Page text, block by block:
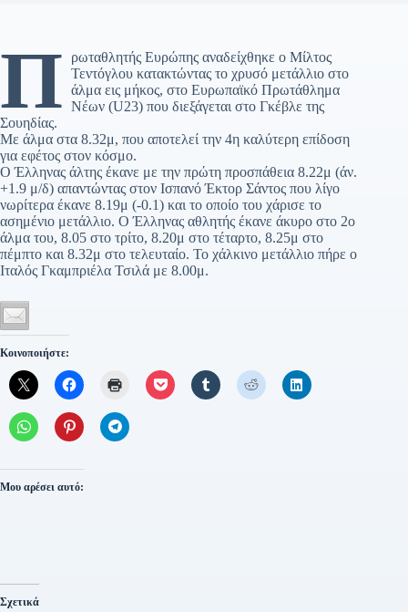
Π
ρωταθλητής Ευρώπης αναδείχθηκε ο Μίλτος
Τεντόγλου κατακτώντας το χρυσό μετάλλιο στο
άλμα εις μήκος, στο Ευρωπαϊκό Πρωτάθλημα
Νέων (U23) που διεξάγεται στο Γκέβλε της
Σουηδίας.
Με άλμα στα 8.32μ, που αποτελεί την 4η καλύτερη επίδοση
για εφέτος στον κόσμο.
Ο Έλληνας άλτης έκανε με την πρώτη προσπάθεια 8.22μ (άν.
+1.9 μ/δ) απαντώντας στον Ισπανό Έκτορ Σάντος που λίγο
νωρίτερα έκανε 8.19μ (-0.1) και το οποίο του χάρισε το
ασημένιο μετάλλιο. Ο Έλληνας αθλητής έκανε άκυρο στο 2ο
άλμα του, 8.05 στο τρίτο, 8.20μ στο τέταρτο, 8.25μ στο
πέμπτο και 8.32μ στο τελευταίο. Το χάλκινο μετάλλιο πήρε ο
Ιταλός Γκαμπριέλα Τσιλά με 8.00μ.
Κοινοποιήστε:
Μου αρέσει αυτό:
Σχετικά